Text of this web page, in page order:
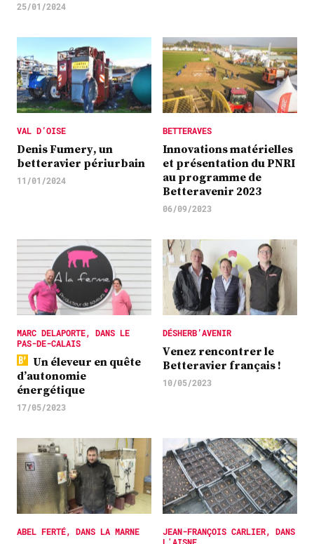
25/01/2024
VAL D’OISE
Denis Fumery, un
betteravier périurbain
11/01/2024
BETTERAVES
Innovations matérielles
et présentation du PNRI
au programme de
Betteravenir 2023
06/09/2023
MARC DELAPORTE, DANS LE
PAS-DE-CALAIS
Un éleveur en quête
d’autonomie
énergétique
17/05/2023
DÉSHERB’AVENIR
Venez rencontrer le
Betteravier français !
10/05/2023
ABEL FERTÉ, DANS LA MARNE
JEAN-FRANÇOIS CARLIER, DANS